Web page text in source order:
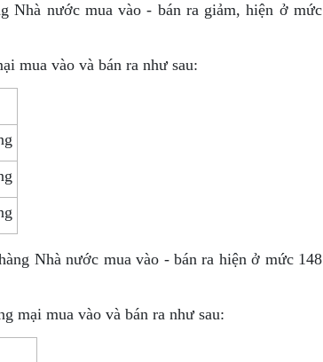
Nhà nước mua vào - bán ra giảm, hiện ở mức
mua vào và bán ra như sau:
Nhà nước mua vào - bán ra hiện ở mức 148
mại mua vào và bán ra như sau: